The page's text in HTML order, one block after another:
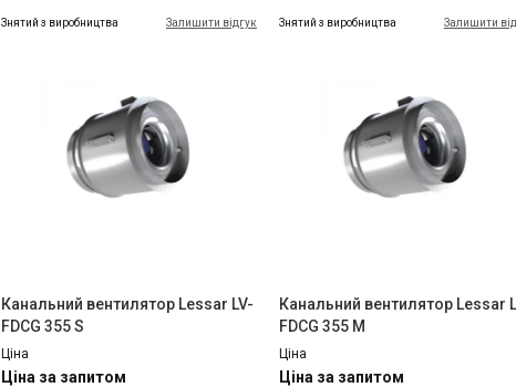
Знятий з виробництва Залишити відгук
Канальний вентилятор Lessar LV-
FDCG 355 S
Ціна
Ціна за запитом
Знятий з виробництва Залишити
Канальний вентилятор Lessar
FDCG 355 M
Ціна
Ціна за запитом